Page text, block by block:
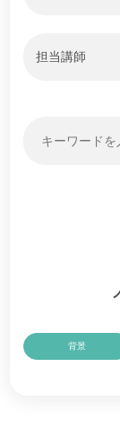
担当講師
背景